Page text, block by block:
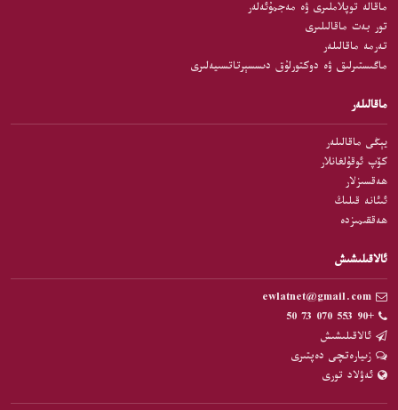
ماقالە توپلاملىرى ۋە مەجمۇئەلەر
تور بەت ماقالىلىرى
تەرمە ماقالىلەر
ماگىستىرلىق ۋە دوكتورلۇق دىسسېرتاتسىيەلىرى
ماقالىلەر
يېڭى ماقالىلەر
كۆپ ئوقۇلغانلار
ھەقسىزلار
ئىئانە قىلىڭ
ھەققىمىزدە
ئالاقىلىشىش
+90 553 070 73 50
ئالاقىلىشىش
زىيارەتچى دەپتىرى
ئەۋلاد تورى